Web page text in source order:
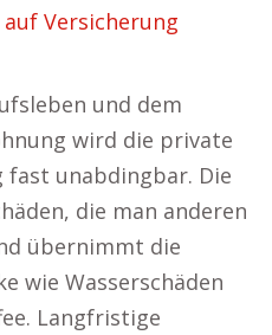
Versicherung
und dem
wird die private
unabdingbar. Die
die man anderen
übernimmt die
wie Wasserschäden
Langfristige